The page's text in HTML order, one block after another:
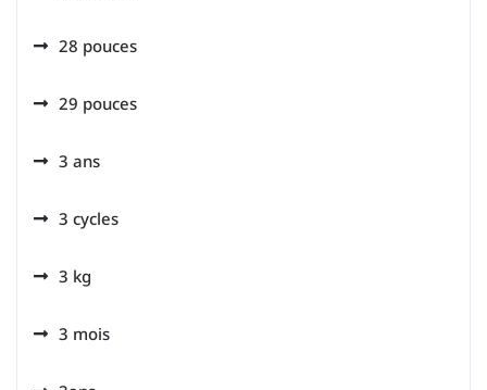
28 pouces
29 pouces
3 ans
3 cycles
3 kg
3 mois